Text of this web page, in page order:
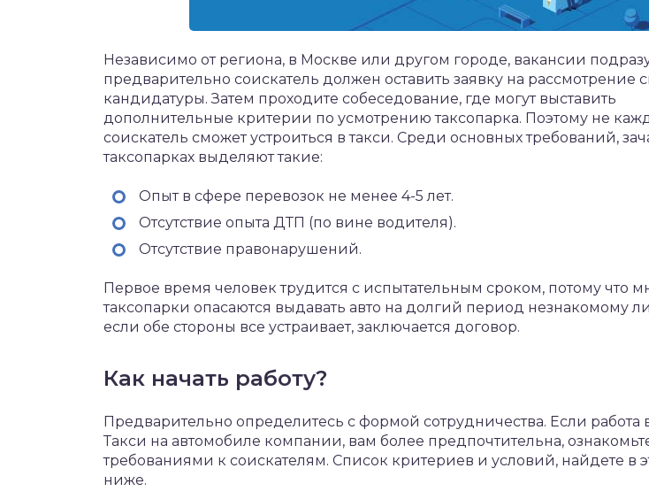
Независимо от региона, в Москве или другом городе, вакансии
предварительно соискатель должен оставить заявку на рассмотрение
кандидатуры. Затем проходите собеседование, где могут выставить
дополнительные критерии по усмотрению таксопарка. Поэтому не
соискатель сможет устроиться в такси. Среди основных требований,
таксопарках выделяют такие:
Опыт в сфере перевозок не менее 4-5 лет.
Отсутствие опыта ДТП (по вине водителя).
Отсутствие правонарушений.
Первое время человек трудится с испытательным сроком, потому что
таксопарки опасаются выдавать авто на долгий период незнакомому
если обе стороны все устраивает, заключается договор.
Как начать работу?
Предварительно определитесь с формой сотрудничества. Если работа
Такси на автомобиле компании, вам более предпочтительна,
требованиями к соискателям. Список критериев и условий, найдете в
ниже.